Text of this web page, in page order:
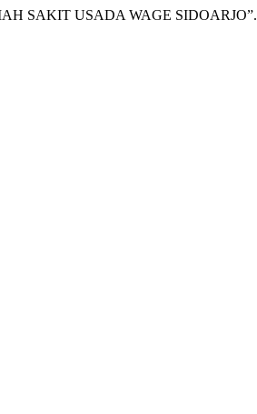
SAKIT USADA WAGE SIDOARJO”.